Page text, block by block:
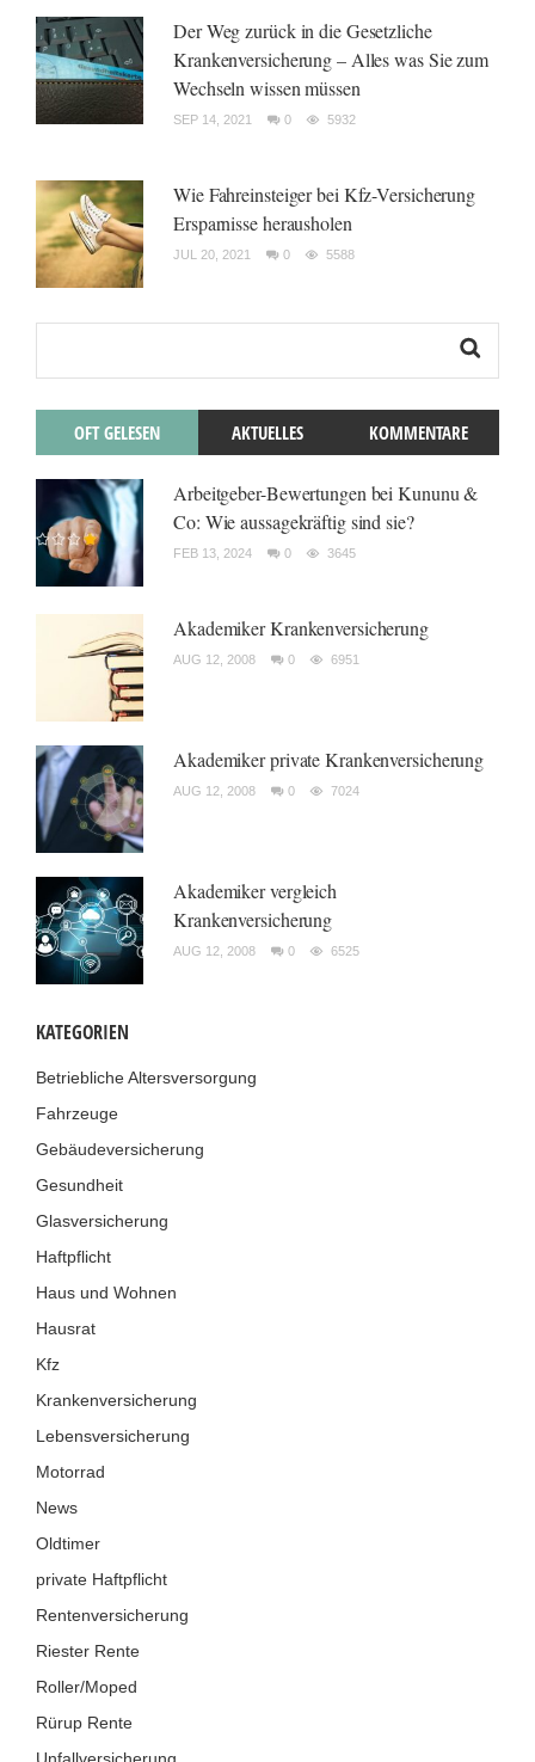
Der Weg zurück in die Gesetzliche
Krankenversicherung – Alles was Sie zum
Wechseln wissen müssen
SEP 14, 2021 0 5932
Wie Fahreinsteiger bei Kfz-Versicherung
Ersparnisse herausholen
JUL 20, 2021 0 5588
OFT GELESEN AKTUELLES KOMMENTARE
Arbeitgeber-Bewertungen bei Kununu &
Co: Wie aussagekräftig sind sie?
FEB 13, 2024 0 3645
Akademiker Krankenversicherung
AUG 12, 2008 0 6951
Akademiker private Krankenversicherung
AUG 12, 2008 0 7024
Akademiker vergleich
Krankenversicherung
AUG 12, 2008 0 6525
KATEGORIEN
Betriebliche Altersversorgung
Fahrzeuge
Gebäudeversicherung
Gesundheit
Glasversicherung
Haftpflicht
Haus und Wohnen
Hausrat
Kfz
Krankenversicherung
Lebensversicherung
Motorrad
News
Oldtimer
private Haftpflicht
Rentenversicherung
Riester Rente
Roller/Moped
Rürup Rente